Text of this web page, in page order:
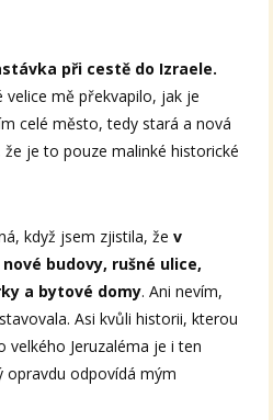
při cestě do Izraele.
velice mě překvapilo, jak je
celé město, tedy stará a nová
že je to pouze malinké historické
když jsem zjistila, žev
budovy, rušné ulice,
a bytové domy. Ani nevím,
Asi kvůli historii, kterou
Jeruzaléma je i ten
opravdu odpovídá mým